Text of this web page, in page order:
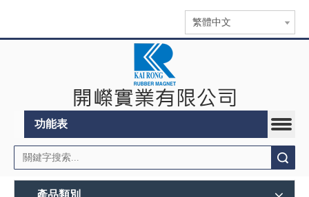
繁體中文
功能表
產品類別